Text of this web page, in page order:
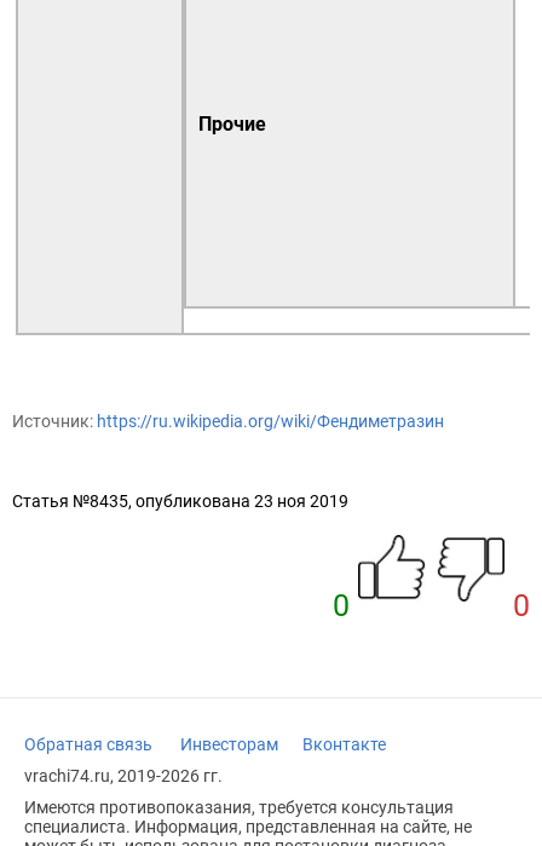
Прочие
Источник: https://ru.wikipedia.org/wiki/Фендиметразин
Статья №8435, опубликована 23 ноя 2019
0 0
Обратная связь Инвесторам
Вконтакте
vrachi74.ru, 2019-2026 гг.
Имеются противопоказания, требуется консультация
специалиста. Информация, представленная на сайте, не